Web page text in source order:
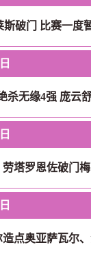
破门 比赛一度
杀无缘4强 庞云
塔罗恩佐破门
点奥亚萨瓦尔、